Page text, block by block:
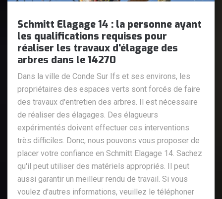
Schmitt Elagage 14 : la personne ayant
les qualifications requises pour
réaliser les travaux d'élagage des
arbres dans le 14270
Dans la ville de Conde Sur Ifs et ses environs, les
propriétaires des espaces verts sont forcés de faire
des travaux d'entretien des arbres. Il est nécessaire
de réaliser des élagages. Des élagueurs
expérimentés doivent effectuer ces interventions
très difficiles. Donc, nous pouvons vous proposer de
placer votre confiance en Schmitt Elagage 14. Sachez
qu'il peut utiliser des matériels appropriés. Il peut
aussi garantir un meilleur rendu de travail. Si vous
voulez d'autres informations, veuillez le téléphoner